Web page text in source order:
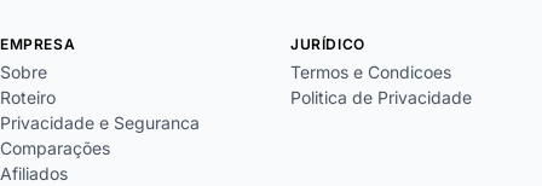
EMPRESA
Sobre
Roteiro
Privacidade e Seguranca
Comparações
Afiliados
JURÍDICO
Termos e Condicoes
Politica de Privacidade